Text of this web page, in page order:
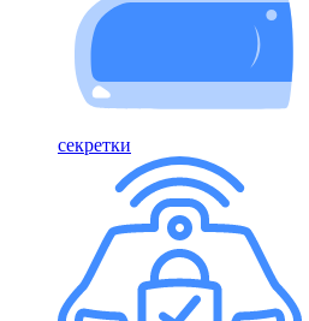
секретки